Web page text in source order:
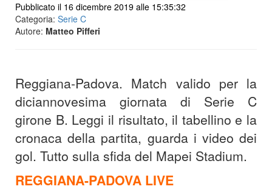
Pubblicato il 16 dicembre 2019 alle 15:35:32
Categoria: Serie C
Autore: Matteo Pifferi
Reggiana-Padova. Match valido per la
diciannovesima giornata di Serie C
girone B. Leggi il risultato, il tabellino e la
cronaca della partita, guarda i video dei
gol. Tutto sulla sfida del Mapei Stadium.
REGGIANA-PADOVA LIVE